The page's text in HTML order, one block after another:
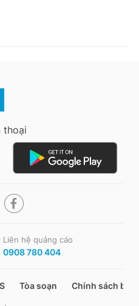
thoại
Liên hệ quảng cáo
0908 780 404
Tòa soạn Chính sách bảo